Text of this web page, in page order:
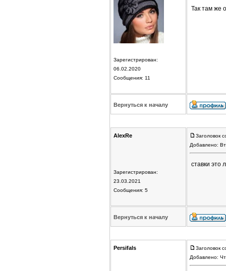
Зарегистрирован:
06.02.2020
Сообщения: 11
Так там же
Вернуться к началу
AlexRe
Зарегистрирован:
23.03.2021
Сообщения: 5
Заголовок
Добавлено:
ставки это
Вернуться к началу
Persifals
Заголовок
Добавлено: